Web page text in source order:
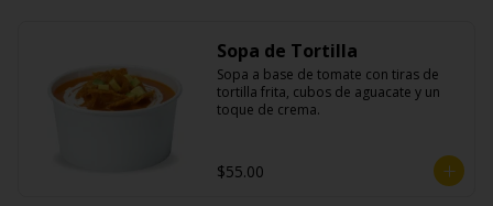
Sopa de Tortilla
Sopa a base de tomate con tiras de
tortilla frita, cubos de aguacate y un
toque de crema.
$55.00